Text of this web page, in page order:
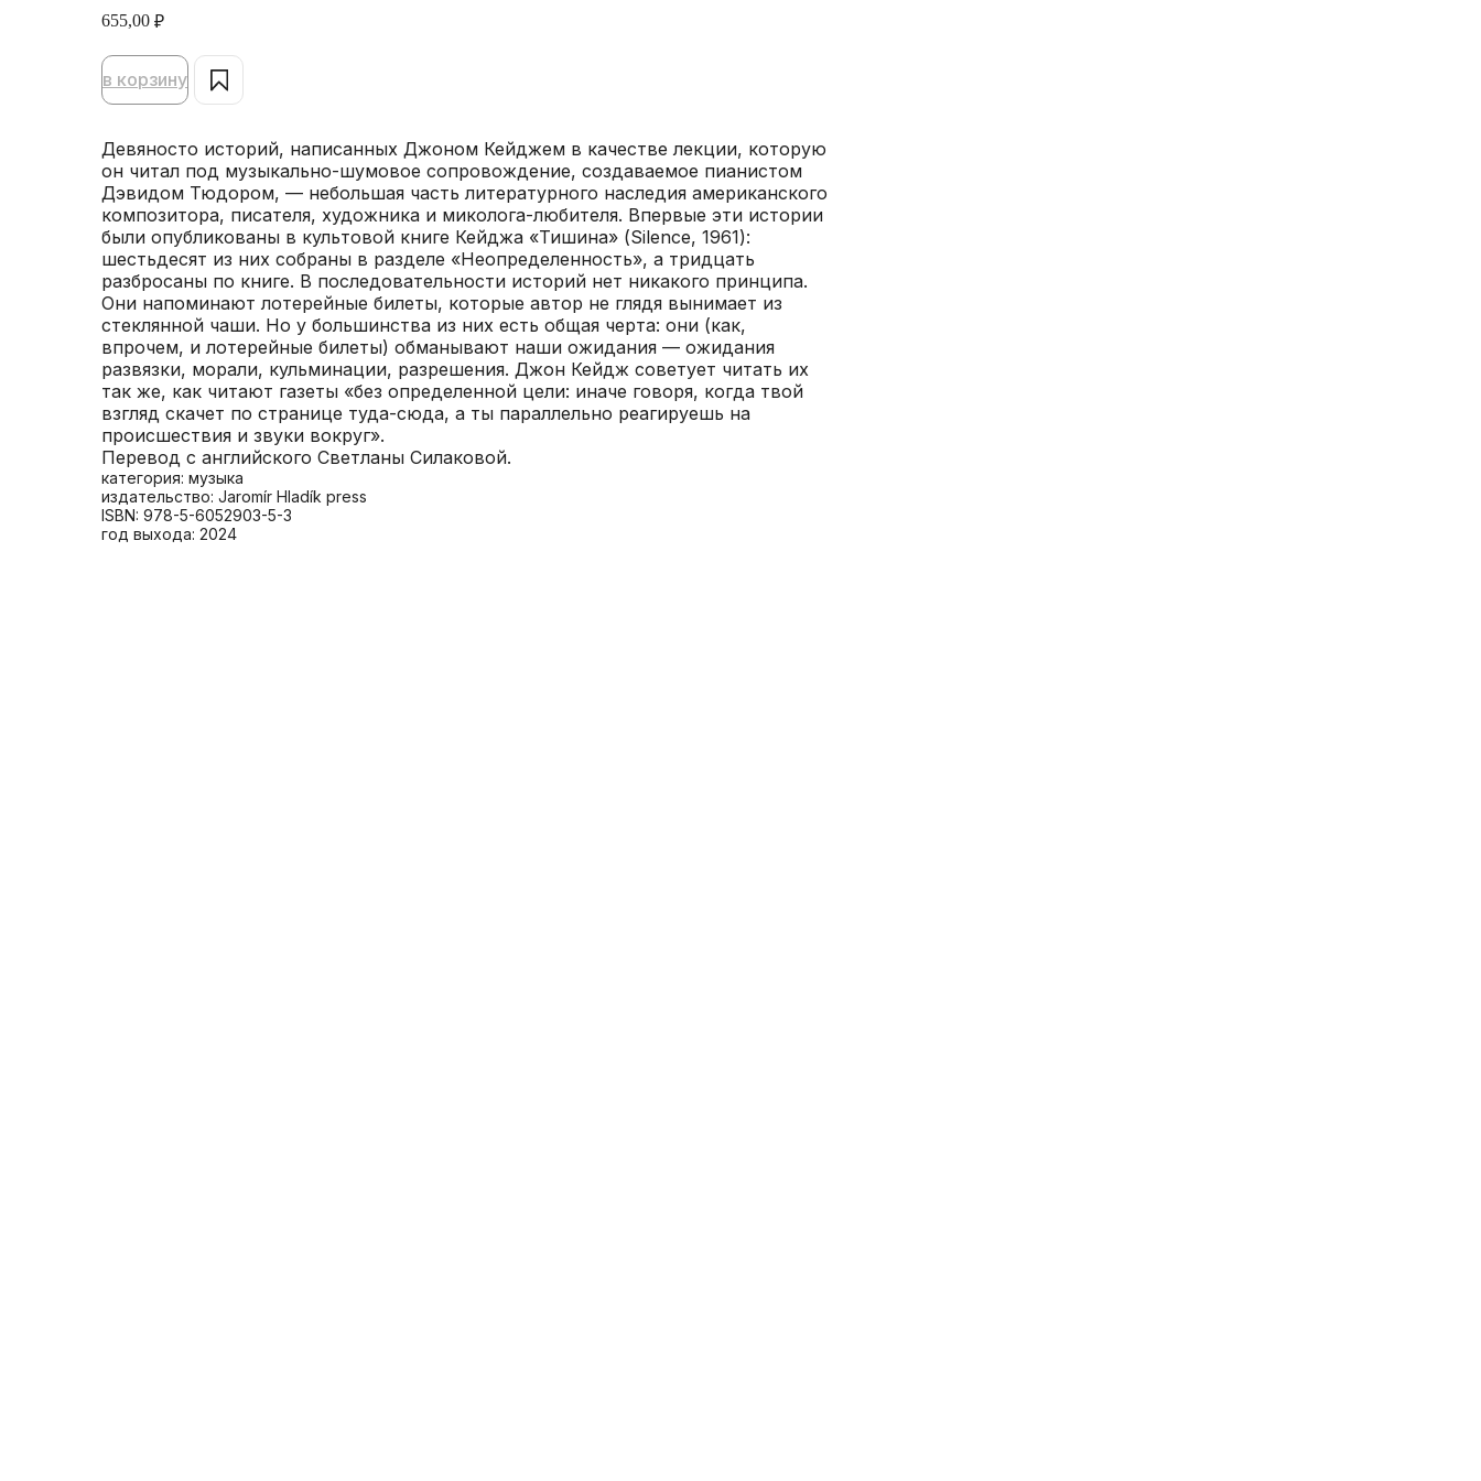
655,00 ₽
в корзину
Девяносто историй, написанных Джоном Кейджем в качестве лекции, которую
он читал под музыкально-шумовое сопровождение, создаваемое пианистом
Дэвидом Тюдором, — небольшая часть литературного наследия американского
композитора, писателя, художника и миколога-любителя. Впервые эти истории
были опубликованы в культовой книге Кейджа «Тишина» (Silence, 1961):
шестьдесят из них собраны в разделе «Неопределенность», а тридцать
разбросаны по книге. В последовательности историй нет никакого принципа.
Они напоминают лотерейные билеты, которые автор не глядя вынимает из
стеклянной чаши. Но у большинства из них есть общая черта: они (как,
впрочем, и лотерейные билеты) обманывают наши ожидания — ожидания
развязки, морали, кульминации, разрешения. Джон Кейдж советует читать их
так же, как читают газеты «без определенной цели: иначе говоря, когда твой
взгляд скачет по странице туда-сюда, а ты параллельно реагируешь на
происшествия и звуки вокруг».
Перевод с английского Светланы Силаковой.
категория: музыка
издательство: Jaromír Hladík press
ISBN: 978-5-6052903-5-3
год выхода: 2024